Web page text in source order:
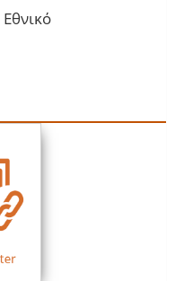
Εθνικό